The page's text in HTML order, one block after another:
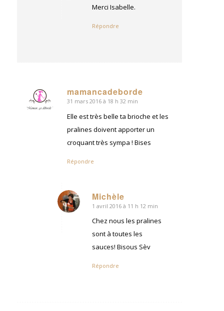
Merci Isabelle.
Répondre
mamancadeborde
dit
31 mars 2016 à 18 h 32 min
Elle est très belle ta brioche et les
pralines doivent apporter un
croquant très sympa ! Bises
Répondre
Michèle
dit
1 avril 2016 à 11 h 12 min
Chez nous les pralines
sont à toutes les
sauces! Bisous Sèv
Répondre